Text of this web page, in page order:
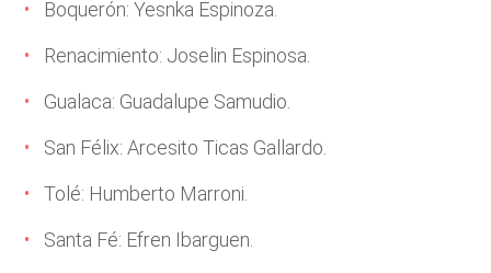
Boquerón: Yesnka Espinoza.
Renacimiento: Joselin Espinosa.
Gualaca: Guadalupe Samudio.
San Félix: Arcesito Ticas Gallardo.
Tolé: Humberto Marroni.
Santa Fé: Efren Ibarguen.